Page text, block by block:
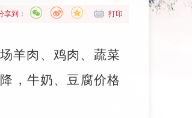
打印
享到：
羊肉、鸡肉、蔬菜
，牛奶、豆腐价格